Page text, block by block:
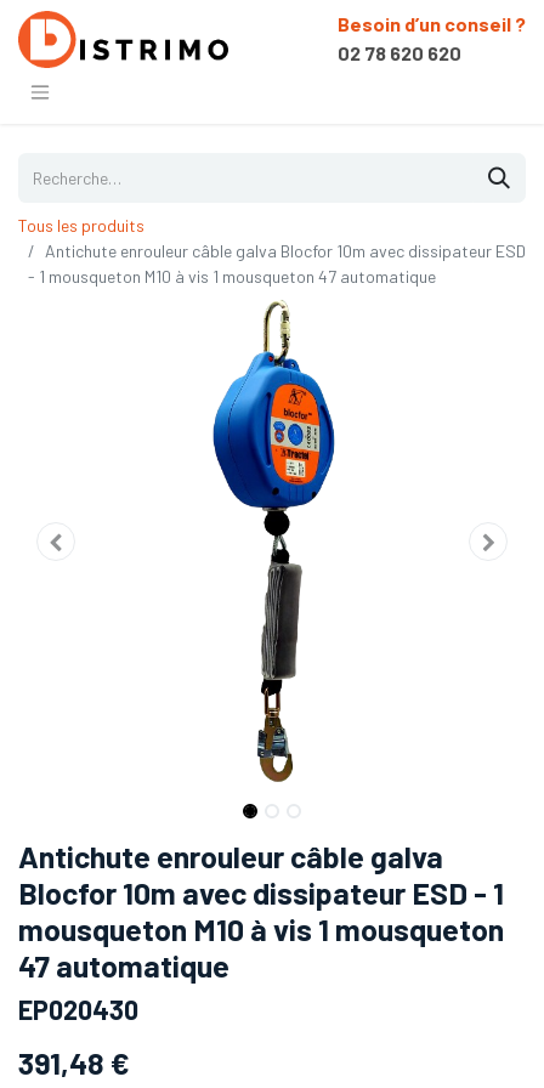
Besoin d’un conseil ?
02 78 620 620
Tous les produits
Antichute enrouleur câble galva Blocfor 10m avec dissipateur ESD
- 1 mousqueton M10 à vis 1 mousqueton 47 automatique
Antichute enrouleur câble galva
Blocfor 10m avec dissipateur ESD - 1
mousqueton M10 à vis 1 mousqueton
47 automatique
EP020430
391,48 €